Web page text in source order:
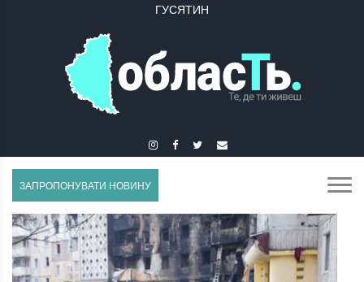
ГУСЯТИН
ЗАПРОПОНУВАТИ НОВИНУ